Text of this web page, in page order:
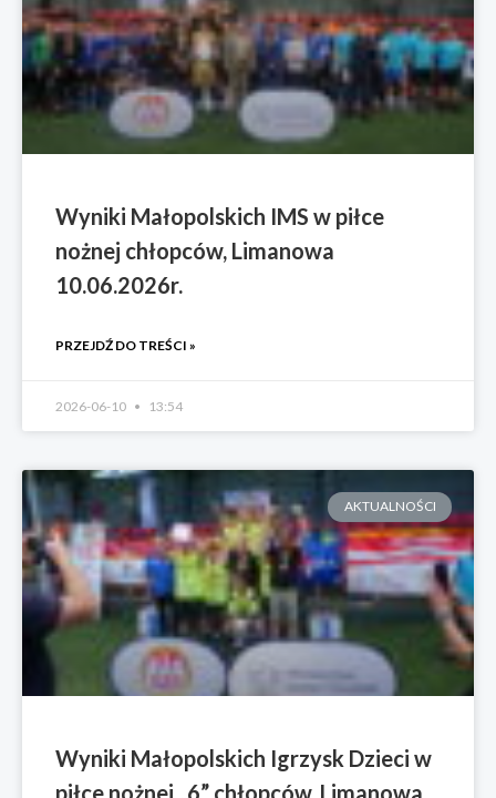
Wyniki Małopolskich IMS w piłce
nożnej chłopców, Limanowa
10.06.2026r.
PRZEJDŹ DO TREŚCI »
2026-06-10 13:54
AKTUALNOŚCI
Wyniki Małopolskich Igrzysk Dzieci w
piłce nożnej „6” chłopców. Limanowa,